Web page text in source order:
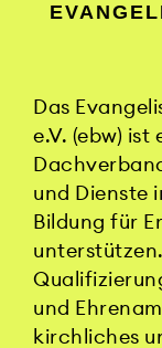
Das
e.V. (ebw)
und Dienste
Bildung für
und
kirchliches